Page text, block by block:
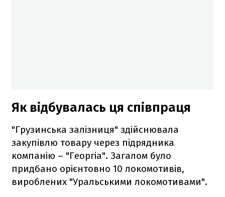
Як відбувалась ця співпраця
"Грузинська залізниця" здійснювала
закупівлю товару через підрядника
компанію – "Георгіа". Загалом було
придбано орієнтовно 10 локомотивів,
вироблених "Уральськими локомотивами".